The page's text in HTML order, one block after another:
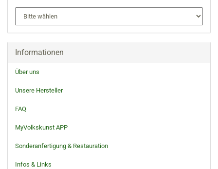
Informationen
Über uns
Unsere Hersteller
FAQ
MyVolkskunst APP
Sonderanfertigung & Restauration
Infos & Links